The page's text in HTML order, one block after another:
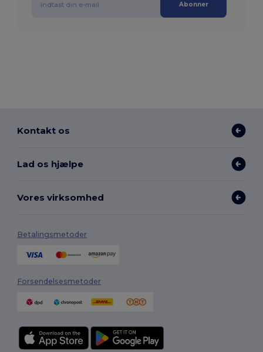
Abonner
Kontakt os
Lad os hjælpe
Vores virksomhed
Betalingsmetoder
Forsendelsesmetoder